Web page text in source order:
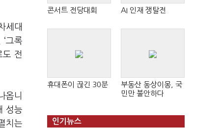
세대
그록
도 전
옵니
성능
치는
콘서트 전당대회 AI 인재 쟁탈전
휴대폰이 끊긴 30분
부동산 동상이몽, 국
민만 불안하다
인기뉴스